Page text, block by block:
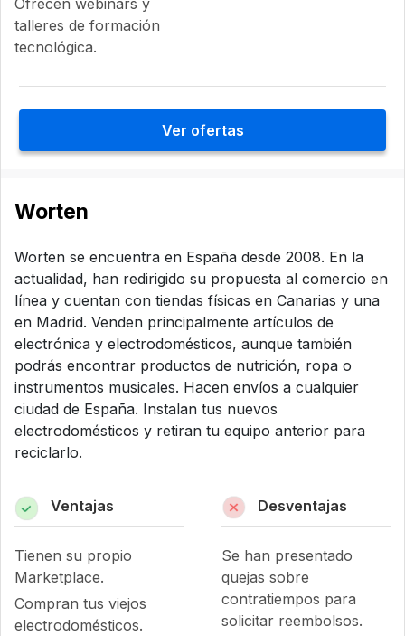
talleres de formación
tecnológica.
Ver ofertas
Worten
Worten se encuentra en España desde 2008. En la
actualidad, han redirigido su propuesta al comercio en
línea y cuentan con tiendas físicas en Canarias y una
en Madrid. Venden principalmente artículos de
electrónica y electrodomésticos, aunque también
podrás encontrar productos de nutrición, ropa o
instrumentos musicales. Hacen envíos a cualquier
ciudad de España. Instalan tus nuevos
electrodomésticos y retiran tu equipo anterior para
reciclarlo.
Ventajas
Tienen su propio
Marketplace.
Compran tus viejos
electrodomésticos.
Desventajas
Se han presentado
quejas sobre
contratiempos para
solicitar reembolsos.